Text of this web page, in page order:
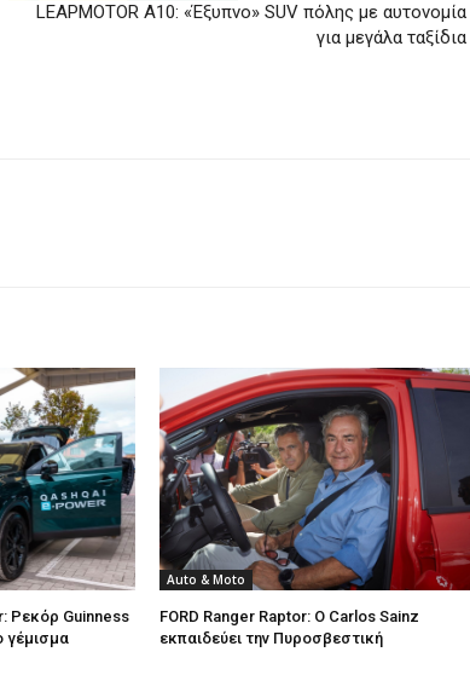
LEAPMOTOR A10: «Έξυπνο» SUV πόλης με αυτονομία
για μεγάλα ταξίδια
Ρεκόρ Guinness
γέμισμα
Auto & Moto
FORD Ranger Raptor: Ο Carlos Sainz
εκπαιδεύει την Πυροσβεστική